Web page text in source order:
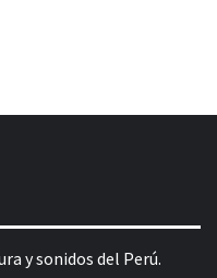
y sonidos del Perú.